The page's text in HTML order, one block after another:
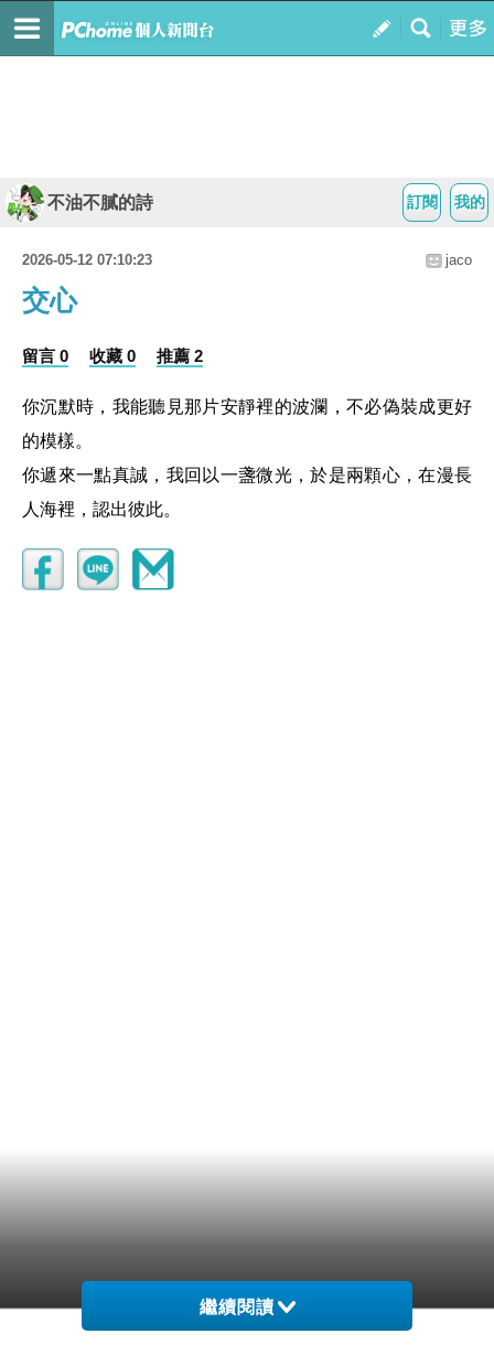
我的
訂閱
不油不膩的詩
2026-05-12 07:10:23 jaco
交心
留言 0 收藏 0 推薦 2
你沉默時，我能聽見那片安靜裡的波瀾，不必偽裝成更好
的模樣。
你遞來一點真誠，我回以一盞微光，於是兩顆心，在漫長
人海裡，認出彼此。
繼續閱讀